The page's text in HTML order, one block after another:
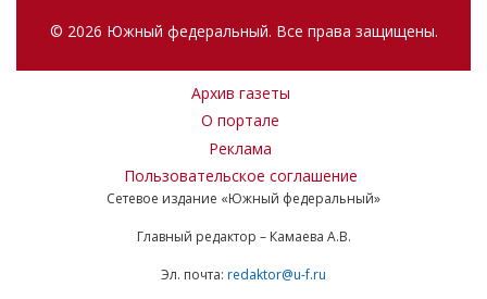
© 2026 Южный федеральный. Все права защищены.
Архив газеты
О портале
Реклама
Пользовательское соглашение
Сетевое издание «Южный федеральный»
Главный редактор – Камаева А.В.
Эл. почта: redaktor@u-f.ru